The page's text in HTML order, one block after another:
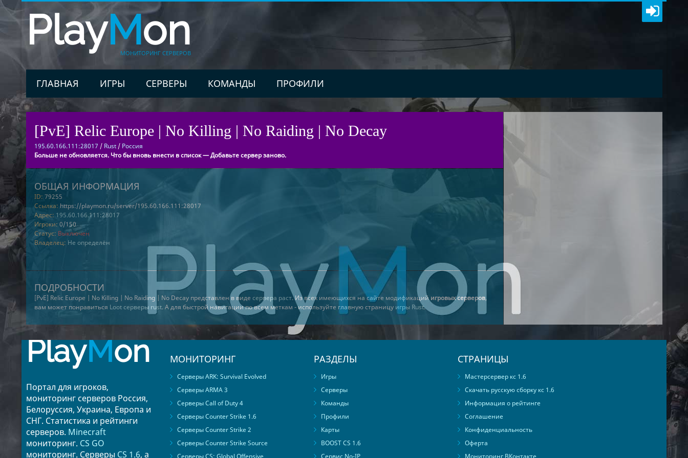
PlayMon
МОНИТОРИНГ СЕРВЕРОВ
ГЛАВНАЯ ИГРЫ СЕРВЕРЫ КОМАНДЫ ПРОФИЛИ
[PvE] Relic Europe | No Killing | No Raiding | No Decay
195.60.166.111:28017 / Rust/ Россия
Больше не обновляется. Что бы вновь внести в список — Добавьте сервер заново.
ОБЩАЯ ИНФОРМАЦИЯ
ID: 79255
Ссылка: https://playmon.ru/server/195.60.166.111:28017
Адрес: 195.60.166.111:28017
Игроки: 0/150
Статус: Выключен
Владелец: Не определён
ПОДРОБНОСТИ
[PvE] Relic Europe | No Killing | No Raiding | No Decay представлен в виде сервера раст. Из всех имеющихся на сайте модификацийигровых серверов,
вам может понравиться Loot серверы rust. А для быстрой навигации по всем меткам - используйте главную страницу игры Rust.
PlayMon
Портал для игроков,
мониторинг серверов Россия,
Белоруссия, Украина, Европа и
СНГ. Статистика и рейтинги
серверов. Minecraft
мониторинг. CS GO
мониторинг. Серверы CS 1.6, а
МОНИТОРИНГ
Серверы ARK: Survival Evolved
Серверы ARMA 3
Серверы Call of Duty 4
Серверы Counter Strike 1.6
Серверы Counter Strike 2
Серверы Counter Strike Source
Серверы CS: Global Offensive
РАЗДЕЛЫ
Игры
Серверы
Команды
Профили
Карты
BOOST CS 1.6
Сервис No-IP
СТРАНИЦЫ
Мастерсервер кс 1.6
Скачать русскую сборку кс 1.6
Информация о рейтинге
Соглашение
Конфиденциальность
Оферта
Мониторинг ВКонтакте